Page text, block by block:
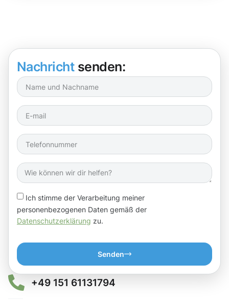
Nachricht senden:
Ich stimme der Verarbeitung meiner
personenbezogenen Daten gemäß der
Datenschutzerklärung zu.
Senden
+49 151 61131794